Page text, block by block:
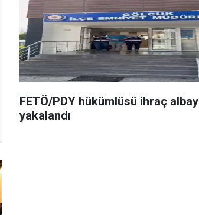
FETÖ/PDY hükümlüsü ihraç albay
yakalandı